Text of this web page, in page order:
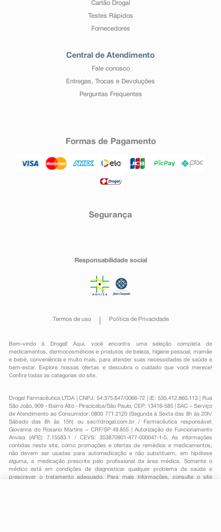
Cartão Drogal
Testes Rápidos
Fornecedores
Central de Atendimento
Fale conosco
Entregas, Trocas e Devoluções
Perguntas Frequentes
Formas de Pagamento
Segurança
Responsabilidade social
Termos de uso Política de Privacidade
Bem-vindo à Drogal! Aqui, você encontra uma seleção completa de
medicamentos , dermocosméticos e produtos de beleza, higiene pessoal ,mamãe
e bebê, conveniênciae muito mais, para atender suas necessidades de saúde e
bem-estar. Explore nossas ofertas e descubra o cuidado que você merece!
Confira todas as categorias do site.
Drogal Farmacêutica LTDA | CNPJ: 54.375.647/0066-72 | IE: 535.412.860.113 | Rua
São João, 909 - Bairro Alto - Piracicaba/São Paulo, CEP: 13416-585 | SAC – Serviço
de Atendimento ao Consumidor: 0800 771 2120 (Segunda à Sexta das 8h às 20h/
Sábado das 8h às 15h) ou sac@drogal.com.br/ Farmacêutica responsável:
Giovanna do Rosario Martins – CRF/SP 49.855 | Autorização de Funcionamento
Anvisa (AFE): 7.15583.1 / CEVS: 353870901-477-000047-1-5. As informações
contidas neste site, como promoções e ofertas de remédios e medicamentos,
não devem ser usadas para automedicação e não substituem, em hipótese
alguma, a medicação prescrita pelo profissional da área médica. Somente o
médico está em condições de diagnosticar qualquer problema de saúde e
prescrever o tratamento adequado. Para mais informações, consulte o site